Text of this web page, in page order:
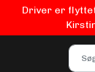
Driver er